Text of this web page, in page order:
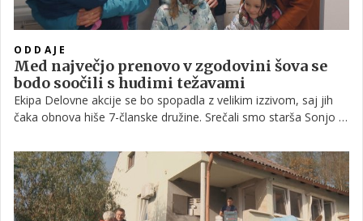
ODDAJE
Med največjo prenovo v zgodovini šova se
bodo soočili s hudimi težavami
Ekipa Delovne akcije se bo spopadla z velikim izzivom, saj jih
čaka obnova hiše 7-članske družine. Srečali smo starša Sonjo in
delovna ekipa prišla na ogled hiše, so hitro ugotovili, da bo
prenova zahtevnejša, kot so pričakovali, saj bo zaradi
dotrajanosti potrebna temeljita obnova. Ob ogledu prvih
načrtov sta Bojan in Ana hitro ugotovila, da se njuni viziji ne